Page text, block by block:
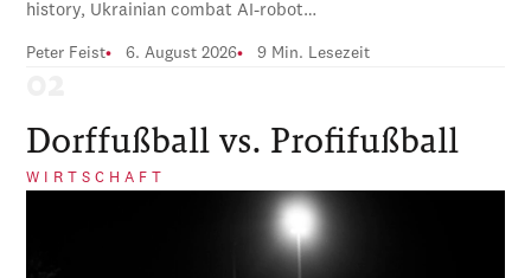
history, Ukrainian combat AI-robot…
Peter Feist 6. August 2026 9 Min. Lesezeit
Dorffußball vs. Profifußball
WIRTSCHAFT